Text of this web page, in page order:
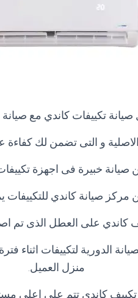
تكييفات كاندي مع
و التى تضمن لك كفاءة
خبيرة فى اجهزة
صيانة كاندي للتكييفات
كاندي على العطل الذى تم
الدورية لتكييفات
منزل العميل
كاندي تتم على اعلى